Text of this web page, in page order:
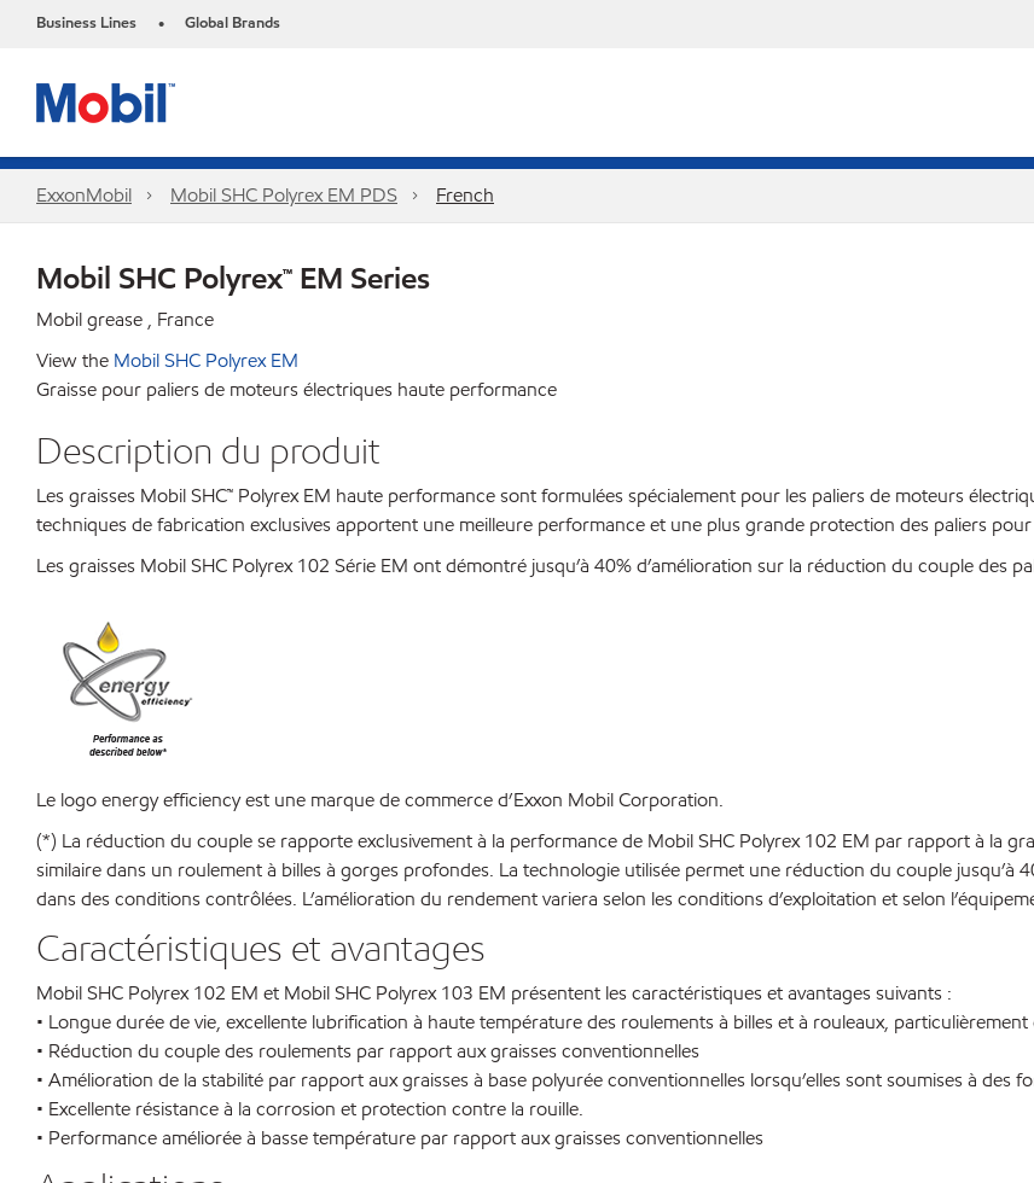
Business Lines • Global Brands
ExxonMobil Mobil SHC Polyrex EM PDS French
Mobil SHC Polyrex™ EM Series
Mobil grease , France
View the Mobil SHC Polyrex EM
Graisse pour paliers de moteurs électriques haute performance
Description du produit
Les graisses Mobil SHC™ Polyrex EM haute performance sont formulées spécialement pour les paliers de moteurs
techniques de fabrication exclusives apportent une meilleure performance et une plus grande protection des paliers
Les graisses Mobil SHC Polyrex 102 Série EM ont démontré jusqu’à 40% d’amélioration sur la réduction du couple des
Le logo energy efficiency est une marque de commerce d’Exxon Mobil Corporation.
(*) La réduction du couple se rapporte exclusivement à la performance de Mobil SHC Polyrex 102 EM par rapport à la
similaire dans un roulement à billes à gorges profondes. La technologie utilisée permet une réduction du couple
dans des conditions contrôlées. L’amélioration du rendement variera selon les conditions d’exploitation et selon
Caractéristiques et avantages
Mobil SHC Polyrex 102 EM et Mobil SHC Polyrex 103 EM présentent les caractéristiques et avantages suivants :
• Longue durée de vie, excellente lubrification à haute température des roulements à billes et à rouleaux, particulièrement
• Réduction du couple des roulements par rapport aux graisses conventionnelles
• Amélioration de la stabilité par rapport aux graisses à base polyurée conventionnelles lorsqu’elles sont soumises à des
• Excellente résistance à la corrosion et protection contre la rouille.
• Performance améliorée à basse température par rapport aux graisses conventionnelles